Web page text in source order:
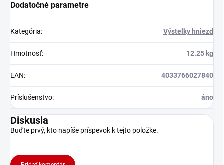
Dodatočné parametre
Kategória: Výstelky hniezd
Hmotnosť: 12.25 kg
EAN: 4033766027840
Príslušenstvo: áno
Diskusia
Buďte prvý, kto napíše príspevok k tejto položke.